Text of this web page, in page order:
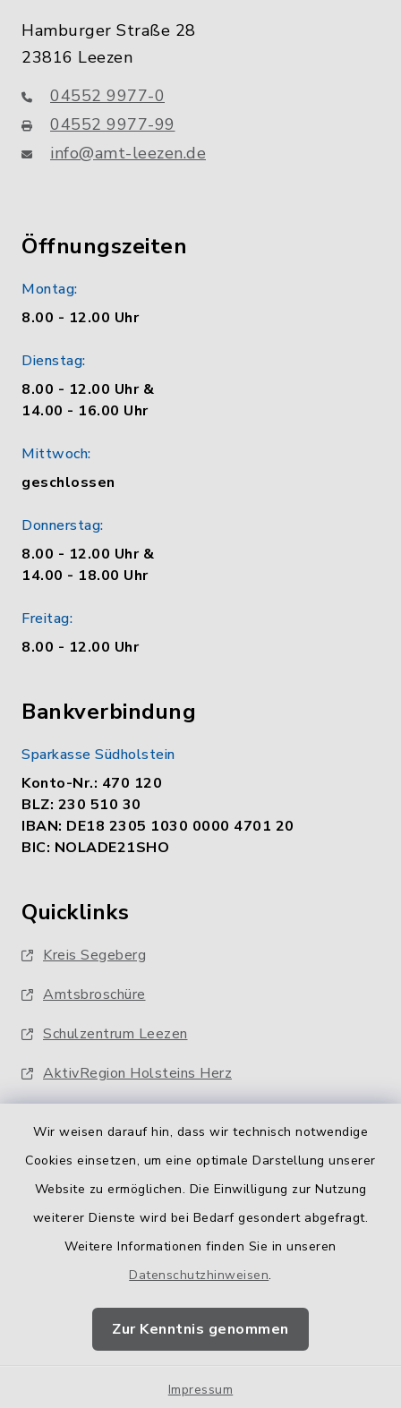
Wir weisen darauf hin, dass wir technisch notwendige
Cookies einsetzen, um eine optimale Darstellung unserer
Website zu ermöglichen. Die Einwilligung zur Nutzung
weiterer Dienste wird bei Bedarf gesondert abgefragt.
Weitere Informationen finden Sie in unseren
Datenschutzhinweisen.
Zur Kenntnis genommen
Impressum
Hamburger Straße 28
23816 Leezen
04552 9977-0
04552 9977-99
info@amt-leezen.de
Öffnungszeiten
Montag:
8.00 - 12.00 Uhr
Dienstag:
8.00 - 12.00 Uhr &
14.00 - 16.00 Uhr
Mittwoch:
geschlossen
Donnerstag:
8.00 - 12.00 Uhr &
14.00 - 18.00 Uhr
Freitag:
8.00 - 12.00 Uhr
Bankverbindung
Sparkasse Südholstein
Konto-Nr.: 470 120
BLZ: 230 510 30
IBAN: DE18 2305 1030 0000 4701 20
BIC: NOLADE21SHO
Quicklinks
Kreis Segeberg
Amtsbroschüre
Schulzentrum Leezen
AktivRegion Holsteins Herz
Barrierefreiheit
Impressum
Sitemap